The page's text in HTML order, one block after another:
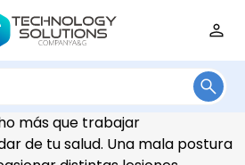
por:
más que trabajar
de tu salud. Una mala postura